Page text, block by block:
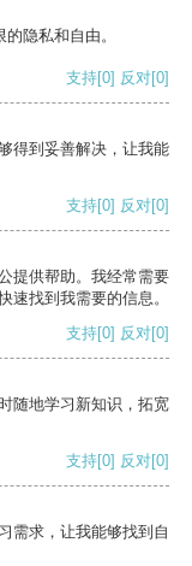
隐私和自由。
支持[0] 反对[0]
得到妥善解决，让我能
支持[0] 反对[0]
提供帮助。我经常需要
速找到我需要的信息。
支持[0] 反对[0]
随地学习新知识，拓宽
支持[0] 反对[0]
需求，让我能够找到自